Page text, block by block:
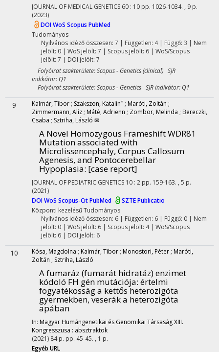
JOURNAL OF MEDICAL GENETICS 60 : 10 pp. 1026-1034. , 9 p.
(2023)
DOIWoS Scopus PubMed
Tudományos
Nyilvános idéző összesen: 7 | Független: 4 | Függő: 3 | Nem
jelölt: 0 | WoS jelölt: 7 | Scopus jelölt: 6 | WoS/Scopus
jelölt: 7 | DOI jelölt: 7
Folyóirat szakterülete: Scopus - Genetics (clinical) SJR
indikátor: Q1
Folyóirat szakterülete: Scopus - Genetics SJR indikátor: Q1
9 Kalmár, Tibor ; Szakszon, Katalin* ; Maróti, Zoltán ;
Zimmermann, Alíz ; Máté, Adrienn ; Zombor, Melinda ; Bereczki,
Csaba ; Sztriha, László ✉
A Novel Homozygous Frameshift WDR81
Mutation associated with
Microlissencephaly, Corpus Callosum
Agenesis, and Pontocerebellar
Hypoplasia: [case report]
JOURNAL OF PEDIATRIC GENETICS 10 : 2 pp. 159-163. , 5 p.
(2021)
DOIWoS Scopus-CitPubMed
SZTE Publicatio
Központi kezelésűTudományos
Nyilvános idéző összesen: 6| Független: 6 | Függő: 0 | Nem
jelölt: 0 | WoS jelölt: 6 | Scopus jelölt: 4 | WoS/Scopus
jelölt: 6 | DOI jelölt: 6
10 Kósa, Magdolna ; Kalmár, Tibor ; Monostori, Péter ; Maróti,
Zoltán ; Sztriha, László
A fumaráz (fumarát hidratáz) enzimet
kódoló FH gén mutációja: értelmi
fogyatékosság a kettős heterozigóta
gyermekben, veserák a heterozigóta
apában
In: Magyar Humángenetikai és Genomikai Társaság XIII.
Kongresszusa : absztraktok
(2021) 84 p. pp. 45-45. , 1 p.
Egyéb URL